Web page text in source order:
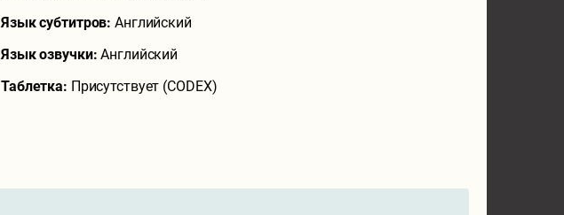
Язык субтитров:Английский
Язык озвучки:Английский
Таблетка: Присутствует (CODEX)